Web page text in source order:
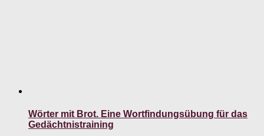
Wörter mit Brot. Eine Wortfindungsübung für das
Gedächtnistraining